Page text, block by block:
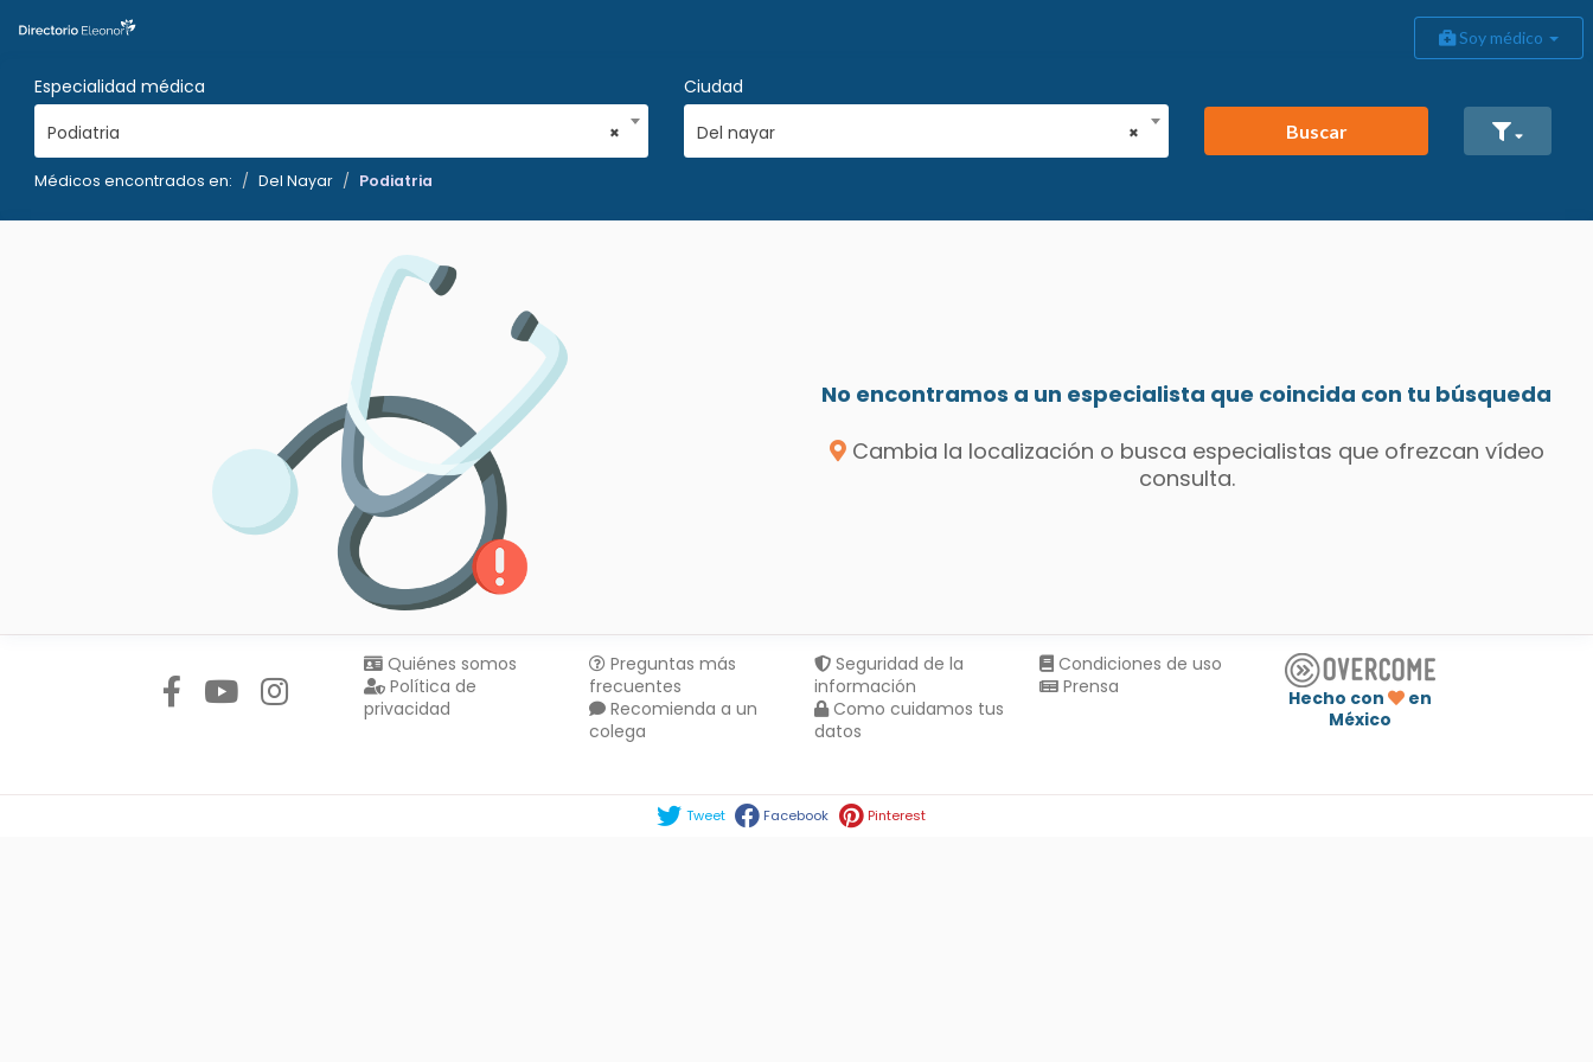
Soy médico
Especialidad médica
×
Podiatria
Ciudad
×
Del nayar Buscar
Médicos encontrados en: Del Nayar Podiatria
No encontramos a un especialista que coincida con tu búsqueda
Cambia la localización o busca especialistas que ofrezcan vídeo
consulta.
Quiénes somos
Política de
privacidad
Preguntas más
frecuentes
Recomienda a un
colega
Seguridad de la
información
Como cuidamos tus
datos
Condiciones de uso
Prensa
Hecho con
en
México
Tweet Facebook Pinterest